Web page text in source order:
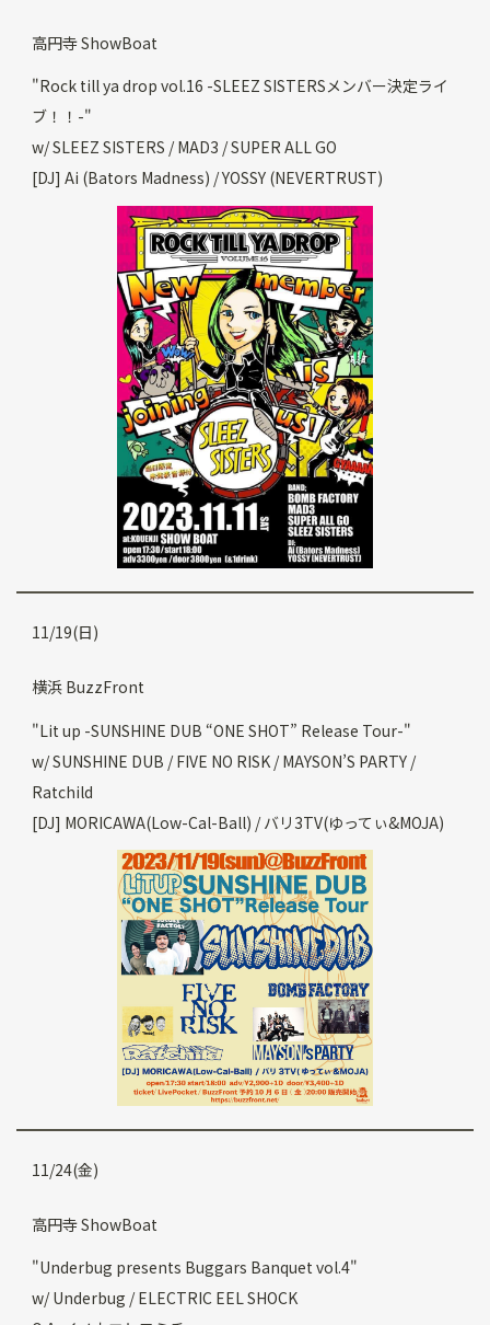
高円寺 ShowBoat
"Rock till ya drop vol.16 -SLEEZ SISTERSメンバー決定ライ
ブ！！-"
w/ SLEEZ SISTERS / MAD3 / SUPER ALL GO
[DJ] Ai (Bators Madness) / YOSSY (NEVERTRUST)
11/19(日)
横浜 BuzzFront
"Lit up -SUNSHINE DUB “ONE SHOT” Release Tour-"
w/ SUNSHINE DUB / FIVE NO RISK / MAYSON’S PARTY /
Ratchild
[DJ] MORICAWA(Low-Cal-Ball) / バリ3TV(ゆってぃ&MOJA)
11/24(金)
高円寺 ShowBoat
"Underbug presents Buggars Banquet vol.4"
w/ Underbug / ELECTRIC EEL SHOCK